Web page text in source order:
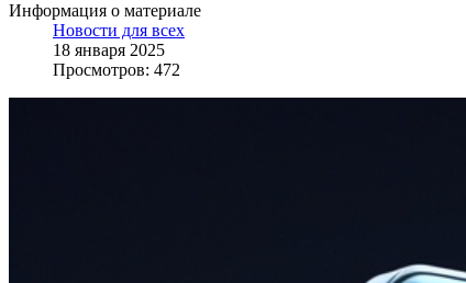
Информация о материале
Новости для всех
18 января 2025
Просмотров: 472